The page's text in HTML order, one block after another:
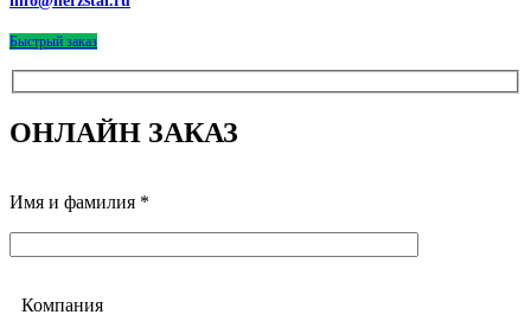
Быстрый заказ
ОНЛАЙН ЗАКАЗ
Имя и фамилия *
Компания